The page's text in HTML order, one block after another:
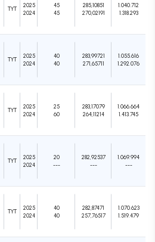
TYT
2025
2024
45
45
285,10851
270,02191
1.040.712
1.318.293
TYT
2025
2024
40
40
283,99721
271,65711
1.055.616
1.292.076
TYT
2025
2024
25
60
283,17079
264,11214
1.066.664
1.413.745
TYT
2025
2024
20
---
282,92537
---
1.069.994
---
TYT
2025
2024
40
40
282,87471
257,76517
1.070.623
1.519.479